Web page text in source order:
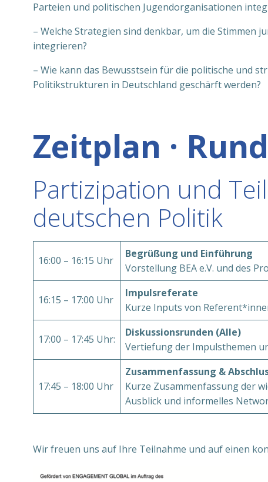
Parteien und politischen Jugendorganisationen
– Welche Strategien sind denkbar, um die Stimmen
integrieren?
– Wie kann das Bewusstsein für die politische und
Politikstrukturen in Deutschland geschärft werden?
Zeitplan ·
Partizipation und
deutschen Politik
16:00 – 16:15 Uhr
Begrüßung und Einführung
Vorstellung BEA e.V. und des
16:15 – 17:00 Uhr
Impulsreferate
Kurze Inputs von
17:00 – 17:45 Uhr:
Diskussionsrunden (Alle)
Vertiefung der Impulsthemen
17:45 – 18:00 Uhr
Zusammenfassung &
Kurze Zusammenfassung der
Ausblick und informelles
Wir freuen uns auf Ihre Teilnahme und auf einen